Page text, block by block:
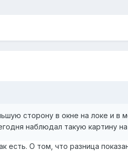
сторону в окне на локе и в
наблюдал такую картину
есть. О том, что разница